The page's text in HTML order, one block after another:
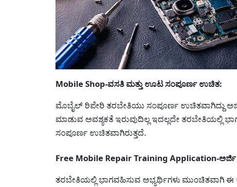
Mobile Shop-ವಸತಿ ಮತ್ತು ಊಟ ಸಂಪೂರ್ಣ ಉಚಿತ:
ಮೊಬೈಲ್ ರಿಪೇರಿ ತರಬೇತಿಯು ಸಂಪೂರ್ಣ ಉಚಿತವಾಗಿದ್ದು
ಮಾಡುವ ಅವಶ್ಯಕತೆ ಇರುವುದಿಲ್ಲ ಇದಲ್ಲದೇ ತರಬೇತಿಯಲ್ಲಿ
ಸಂಪೂರ್ಣ ಉಚಿತವಾಗಿರುತ್ತದೆ.
Free Mobile Repair Training Application-ಅರ್ಜಿ
ತರಬೇತಿಯಲ್ಲಿ ಭಾಗವಹಿಸುವ ಅಭ್ಯರ್ಥಿಗಳು ಮುಂಚಿತವಾಗಿ